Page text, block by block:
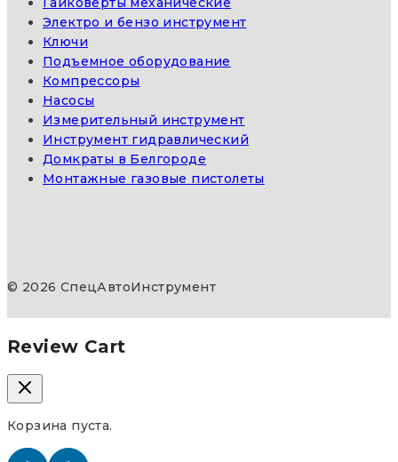
Электро и бензо инструмент
Ключи
Подъемное оборудование
Компрессоры
Насосы
Измерительный инструмент
Инструмент гидравлический
Домкраты в Белгороде
Монтажные газовые пистолеты
© 2026 СпецАвтоИнструмент
Review Cart
Корзина пуста.